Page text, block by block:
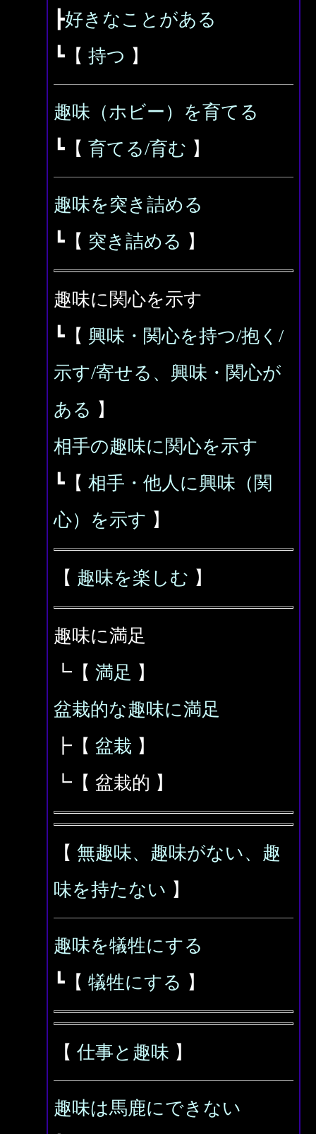
┣好きなことがある
┗【 持つ 】
趣味（ホビー）を育てる
┗【 育てる/育む 】
趣味を突き詰める
┗【 突き詰める 】
趣味に関心を示す
┗【 興味・関心を持つ/抱く/
示す/寄せる、興味・関心が
ある 】
相手の趣味に関心を示す
┗【 相手・他人に興味（関
心）を示す 】
【 趣味を楽しむ 】
趣味に満足
┗【 満足 】
盆栽的な趣味に満足
┣【 盆栽 】
┗【 盆栽的 】
【 無趣味、趣味がない、趣
味を持たない 】
趣味を犠牲にする
┗【 犠牲にする 】
【 仕事と趣味 】
趣味は馬鹿にできない